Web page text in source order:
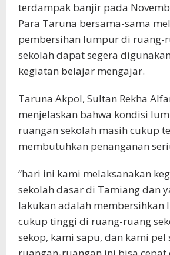
terdampak banjir pada
Para Taruna bersama-sama
pembersihan lumpur di ruang-
sekolah dapat segera
kegiatan belajar mengajar.
Taruna Akpol, Sultan Rekha
menjelaskan bahwa kondisi
ruangan sekolah masih cukup
membutuhkan penanganan
“hari ini kami melaksanakan
sekolah dasar di Tamiang dan
lakukan adalah membersihkan
cukup tinggi di ruang-ruang
sekop, kami sapu, dan kami pel